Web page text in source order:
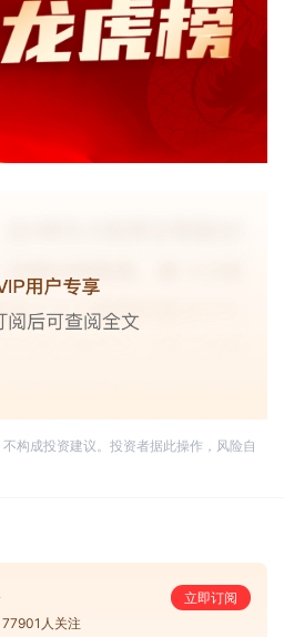
构成投资建议。投资者据此操作，风险自
立即订阅
人关注